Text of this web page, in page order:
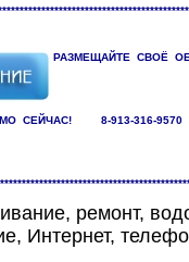
РАЗМЕЩАЙТЕ СВОЁ
СЕЙЧАС! 8-913-316-9570
жилищно-
ремонт,
Интернет,